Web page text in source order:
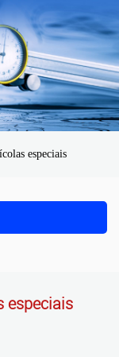
especiais
especiais